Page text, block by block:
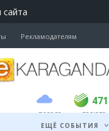
сайта
Рекламодателям
погода
471
USD 468.5
валюта
ЕЩЁ СОБЫТИЯ